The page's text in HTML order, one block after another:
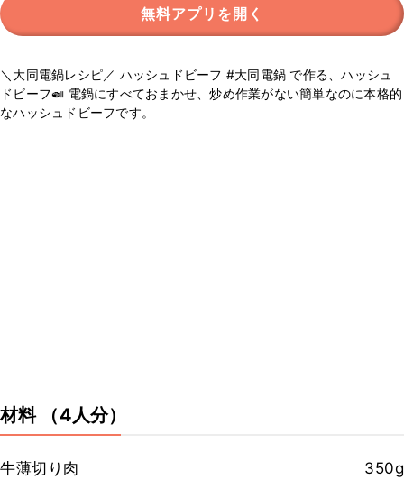
無料アプリを開く
＼大同電鍋レシピ／ ハッシュドビーフ #大同電鍋 で作る、ハッシュ
ドビーフ🍛 電鍋にすべておまかせ、炒め作業がない簡単なのに本格的
なハッシュドビーフです。
材料 （4人分）
牛薄切り肉
350g